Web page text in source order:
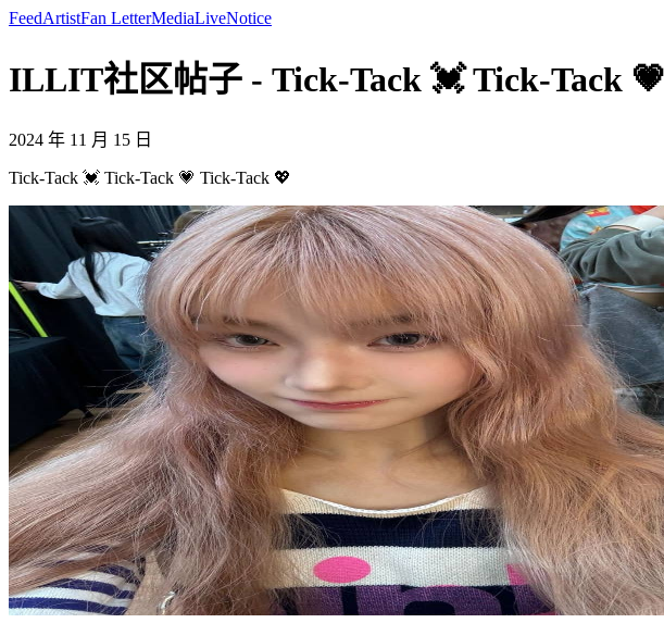
FeedArtistFan LetterMediaLiveNotice
ILLIT社区帖子 - Tick-Tack 💓 Tick-Tack
2024 年 11 月 15 日
Tick-Tack 💓 Tick-Tack 💗 Tick-Tack 💖